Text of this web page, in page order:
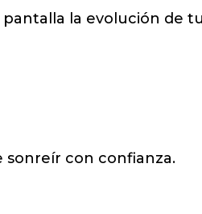
pantalla la evolución
sonreír con confianza.